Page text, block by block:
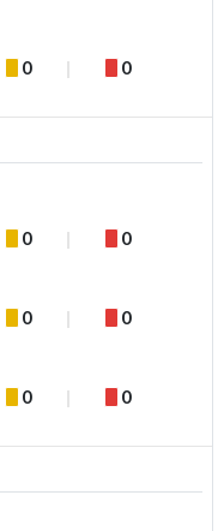
0 0
0 0
0 0
0 0